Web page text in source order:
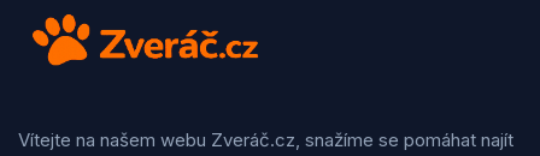
Vítejte na našem webu Zveráč.cz, snažíme se pomáhat najít